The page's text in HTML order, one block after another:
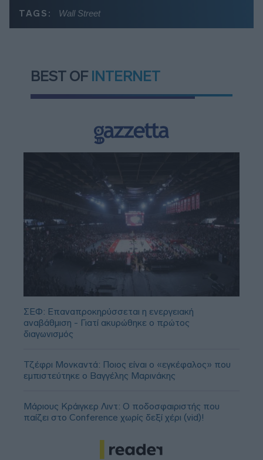
TAGS: Wall Street
BEST OF INTERNET
ΣΕΦ: Επαναπροκηρύσσεται η ενεργειακή
αναβάθμιση - Γιατί ακυρώθηκε ο πρώτος
διαγωνισμός
Τζέφρι Μονκαντά: Ποιος είναι ο «εγκέφαλος» που
εμπιστεύτηκε ο Βαγγέλης Μαρινάκης
Μάριους Κράιγκερ Λιντ: Ο ποδοσφαιριστής που
παίζει στο Conference χωρίς δεξί χέρι (vid)!